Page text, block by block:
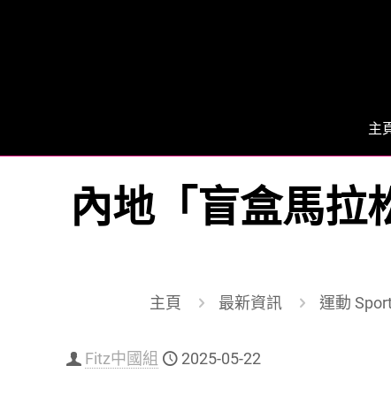
主
內地「盲盒馬拉
主頁 最新資訊 運動
Fitz中國組 2025-05-22